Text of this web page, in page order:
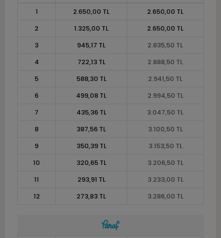
1 2.650,00 TL
2.650,00 TL
2
1.325,00 TL
2.650,00 TL
3
945,17 TL
2.835,50 TL
4
722,13 TL
2.888,50 TL
5
588,30 TL
2.941,50 TL
6
499,08 TL
2.994,50 TL
7
435,36 TL
3.047,50 TL
8
387,56 TL
3.100,50 TL
9
350,39 TL
3.153,50 TL
10
320,65 TL
3.206,50 TL
11
293,91 TL
3.233,00 TL
12
273,83 TL 3.286,00 TL